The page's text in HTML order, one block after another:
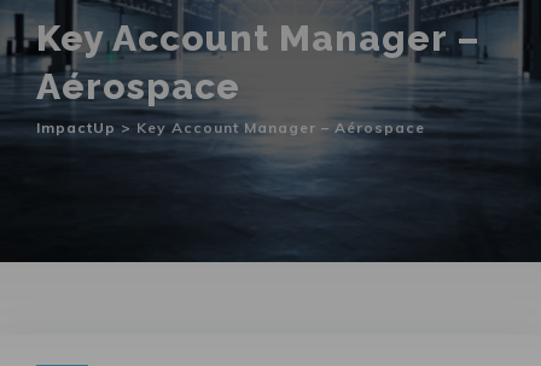
Key Account Manager –
Aérospace
ImpactUp > Key Account Manager – Aérospace